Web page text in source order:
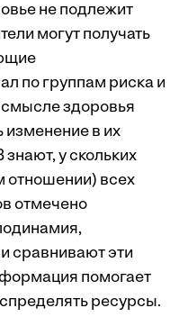
не подлежит
могут получать
по группам риска и
здоровья
изменение в их
у скольких
отношении) всех
отмечено
сравнивают эти
помогает
ресурсы.